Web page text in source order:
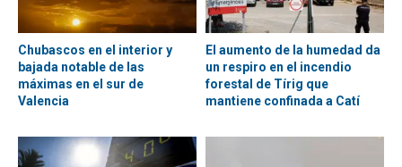
Chubascos en el interior y
bajada notable de las
máximas en el sur de
Valencia
El aumento de la humedad da
un respiro en el incendio
forestal de Tírig que
mantiene confinada a Catí